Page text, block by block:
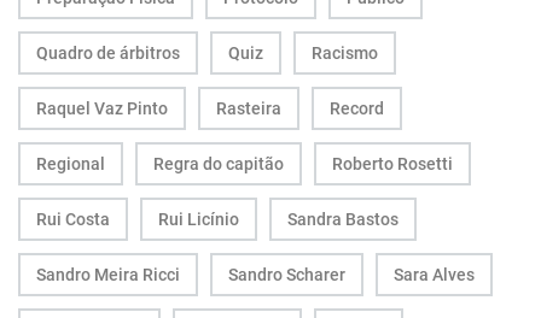
Quadro de árbitros Quiz Racismo
Raquel Vaz Pinto Rasteira Record
Regional Regra do capitão Roberto Rosetti
Rui Costa Rui Licínio Sandra Bastos
Sandro Meira Ricci Sandro Scharer Sara Alves